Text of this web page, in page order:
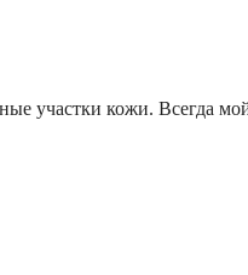
участки кожи. Всегда